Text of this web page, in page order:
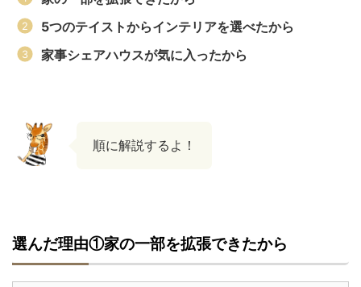
5つのテイストからインテリアを選べたから
家事シェアハウスが気に入ったから
順に解説するよ！
選んだ理由①家の一部を拡張できたから